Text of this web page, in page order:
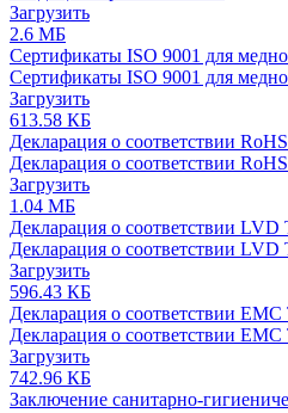
Загрузить
2.6 МБ
Сертификаты ISO 9001 для
Сертификаты ISO 9001 для
Загрузить
613.58 КБ
Декларация о соответствии
Декларация о соответствии
Загрузить
1.04 МБ
Декларация о соответствии
Декларация о соответствии
Загрузить
596.43 КБ
Декларация о соответствии
Декларация о соответствии
Загрузить
742.96 КБ
Заключение санитарно-